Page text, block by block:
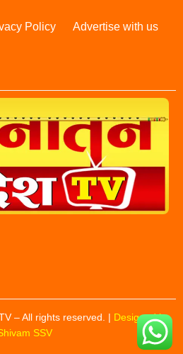
Policy Advertise with us
– All rights reserved. | Designed by
SSV